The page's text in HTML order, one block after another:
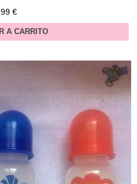
€
A CARRITO